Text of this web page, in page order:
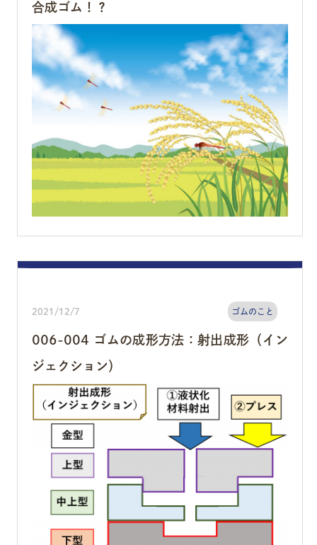
合成ゴム！？
2021/12/7 ゴムのこと
006-004 ゴムの成形方法：射出成形（イン
ジェクション）